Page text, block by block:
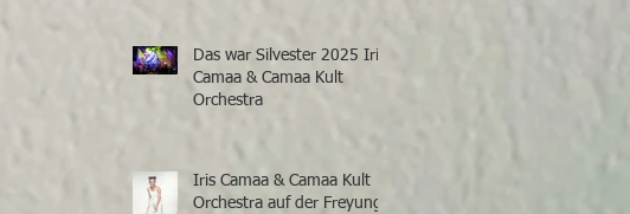
Das war Silvester 2025 Iris
Camaa & Camaa Kult
Orchestra
Iris Camaa & Camaa Kult
Orchestra auf der Freyung